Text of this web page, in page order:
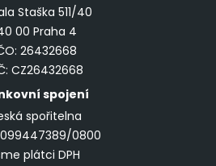
Staška 511/40
00 Praha 4
26432668
CZ26432668
spojení
spořitelna
0800
plátci DPH